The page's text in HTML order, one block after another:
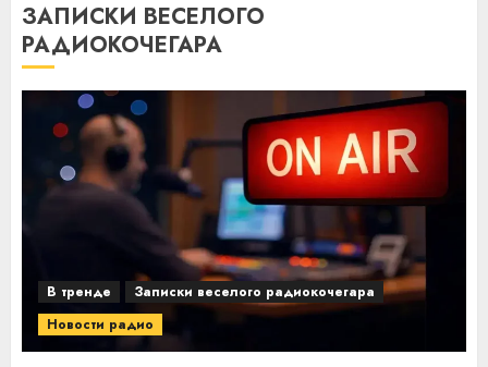
ЗАПИСКИ ВЕСЕЛОГО
РАДИОКОЧЕГАРА
В тренде
Записки веселого радиокочегара
Новости радио